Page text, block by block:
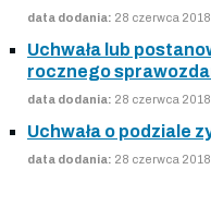
data dodania: 28 czerwca 2018
Uchwała lub
rocznego
data dodania: 28 czerwca 2018
Uchwała o podziale
data dodania: 28 czerwca 2018